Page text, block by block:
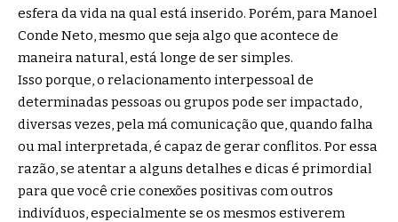
esfera da vida na qual está inserido. Porém, para Manoel
Conde Neto, mesmo que seja algo que acontece de
maneira natural, está longe de ser simples.
Isso porque, o relacionamento interpessoal de
determinadas pessoas ou grupos pode ser impactado,
diversas vezes, pela má comunicação que, quando falha
ou mal interpretada, é capaz de gerar conflitos. Por essa
razão, se atentar a alguns detalhes e dicas é primordial
para que você crie conexões positivas com outros
indivíduos, especialmente se os mesmos estiverem